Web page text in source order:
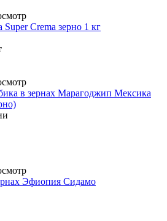
Crema зерно 1 кг
в зернах Марагоджип Мексика
Эфиопия Сидамо